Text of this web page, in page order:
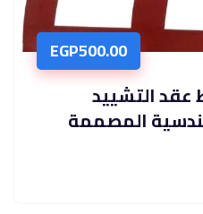
EGP500.00
عقد التشييد
المصممة